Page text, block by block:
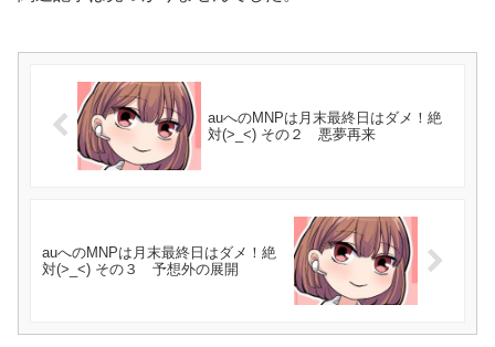
auへのMNPは月末最終日はダメ！絶
対(>_<) その２ 悪夢再来
auへのMNPは月末最終日はダメ！絶
対(>_<) その３ 予想外の展開